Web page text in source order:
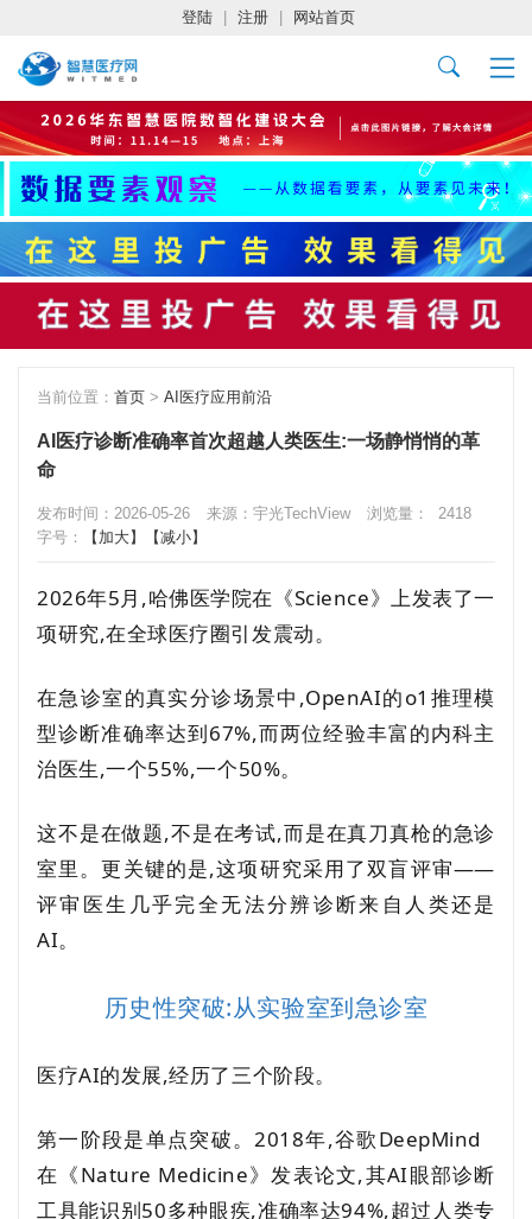
登陆 注册 网站首页
当前位置： 首页 > AI医疗应用前沿
AI医疗诊断准确率首次超越人类医生:一场静悄悄的革
命
发布时间：2026-05-26 来源：宇光TechView 浏览量：
2418
字号：
【加大】 【减小】
2026年5月,哈佛医学院在《Science》上发表了一
项研究,在全球医疗圈引发震动。
在急诊室的真实分诊场景中,OpenAI的o1推理模
型诊断准确率达到67%,而两位经验丰富的内科主
治医生,一个55%,一个50%。
这不是在做题,不是在考试,而是在真刀真枪的急诊
室里。更关键的是,这项研究采用了双盲评审——
评审医生几乎完全无法分辨诊断来自人类还是
AI。
历史性突破:从实验室到急诊室
医疗AI的发展,经历了三个阶段。
第一阶段是单点突破。2018年,谷歌DeepMind
在《Nature Medicine》发表论文,其AI眼部诊断
工具能识别50多种眼疾,准确率达94%,超过人类专